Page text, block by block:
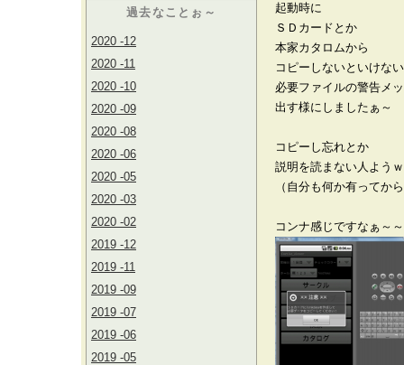
過去なことぉ～
2020 -12
2020 -11
2020 -10
2020 -09
2020 -08
2020 -06
2020 -05
2020 -03
2020 -02
2019 -12
2019 -11
2019 -09
2019 -07
2019 -06
2019 -05
起動時に
ＳＤカードとか
本家カタロムから
コピーしないといけない
必要ファイルの警告メ
出す様にしましたぁ～
コピーし忘れとか
説明を読まない人よう
（自分も何か有ってか
コンナ感じですなぁ～～